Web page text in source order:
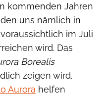
kommenden Jahren
uns nämlich in
im Juli
wird. Das
Borealis
zeigen wird.
Aurora helfen